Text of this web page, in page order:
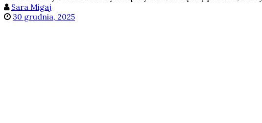
Sara Migaj
30 grudnia, 2025